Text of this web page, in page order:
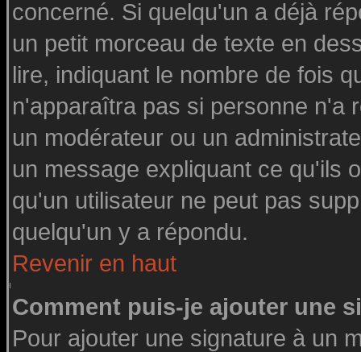
concerné. Si quelqu'un a déjà
un petit morceau de texte en
lire, indiquant le nombre de fois
n'apparaîtra pas si personne n'a
un modérateur ou un
un message expliquant ce qu'ils
qu'un utilisateur ne peut pas
quelqu'un y a répondu.
Revenir en haut
Comment puis-je ajouter une
Pour ajouter une signature à un